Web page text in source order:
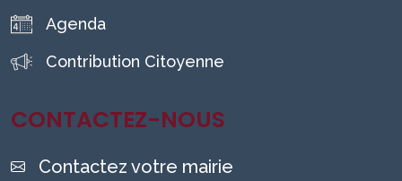
Agenda
Contribution Citoyenne
CONTACTEZ-NOUS
Contactez votre mairie